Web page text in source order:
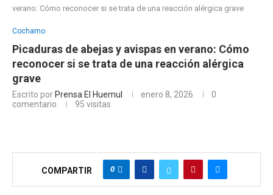
verano: Cómo reconocer si se trata de una reacción alérgica grave
Cochamo
Picaduras de abejas y avispas en verano: Cómo
reconocer si se trata de una reacción alérgica
grave
Escrito por Prensa El Huemul enero 8, 2026
0
comentario
95 visitas
COMPARTIR 0